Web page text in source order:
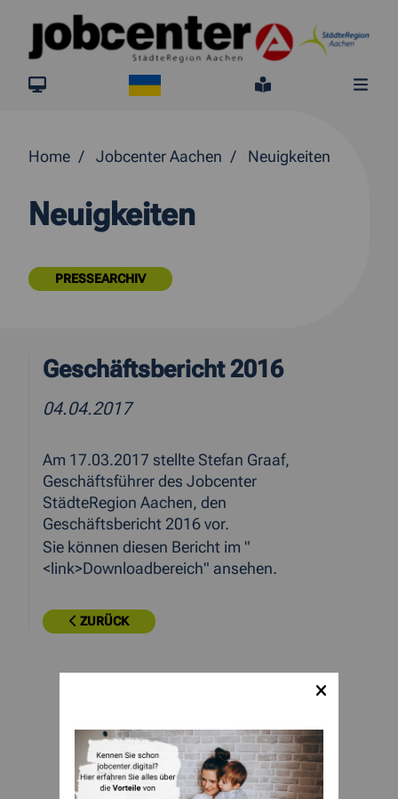
Springe direkt zum Inhalt
jobcenter.digital
Leichte
Home Jobcenter Aachen Neuigkeiten
Neuigkeiten
PRESSEARCHIV
Geschäftsbericht 2016
04.04.2017
Am 17.03.2017 stellte Stefan Graaf,
Geschäftsführer des Jobcenter
StädteRegion Aachen, den
Geschäftsbericht 2016 vor.
Sie können diesen Bericht im "
<link>Downloadbereich" ansehen.
ZURÜCK